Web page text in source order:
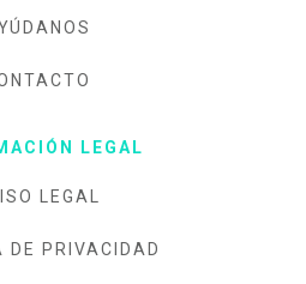
LEGAL
LEGAL
DE PRIVACIDAD